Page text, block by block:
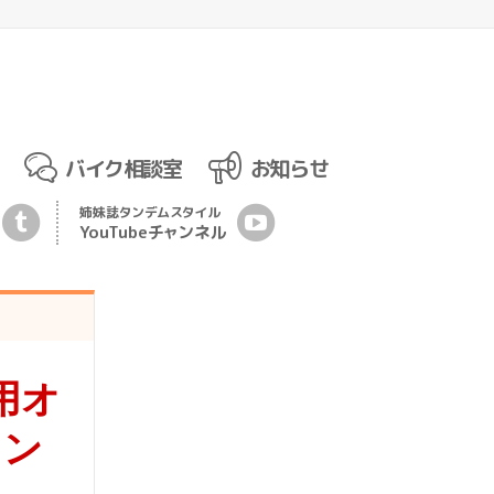
バイク相談室
お知らせ
姉妹誌タンデムスタイル
YouTubeチャンネル
オ